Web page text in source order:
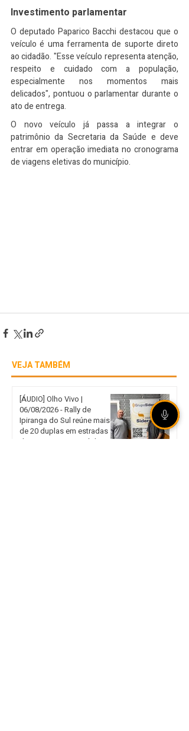
Investimento parlamentar
O deputado Paparico Bacchi destacou que o
veículo é uma ferramenta de suporte direto
ao cidadão. "Esse veículo representa atenção,
respeito e cuidado com a população,
especialmente nos momentos mais
delicados", pontuou o parlamentar durante o
ato de entrega.
O novo veículo já passa a integrar o
patrimônio da Secretaria da Saúde e deve
entrar em operação imediata no cronograma
de viagens eletivas do município.
VEJA TAMBÉM
[ÁUDIO] Olho Vivo |
06/08/2026 - Rally de
Ipiranga do Sul reúne mais
de 20 duplas em estradas
de terra no norte gaúcho